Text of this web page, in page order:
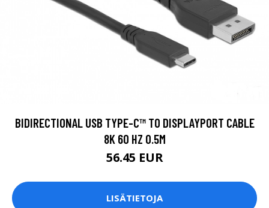
BIDIRECTIONAL USB TYPE-C™ TO DISPLAYPORT CABLE
8K 60 HZ 0.5M
56.45 EUR
LISÄTIETOJA